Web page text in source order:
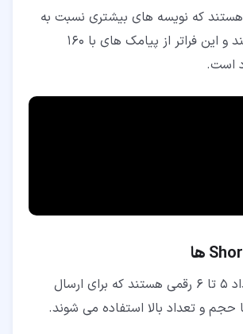
هستند که نویسه های بیشتری نسبت به
SMS داشته باشند و این فراتر از پیامک های با 160
است.
ها
کدهای کوتاه اعداد 5 تا 6 رقمی هستند که برای ارسال